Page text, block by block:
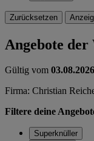
Zurücksetzen
Angebote der
Gültig vom 03.08.2026
Firma: Christian
Filtere deine
Superknüller